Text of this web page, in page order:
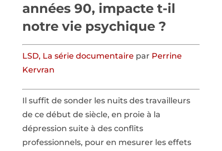
années 90, impacte t-il
notre vie psychique ?
LSD, La série documentaire par Perrine
Kervran
Il suffit de sonder les nuits des travailleurs
de ce début de siècle, en proie à la
dépression suite à des conflits
professionnels, pour en mesurer les effets